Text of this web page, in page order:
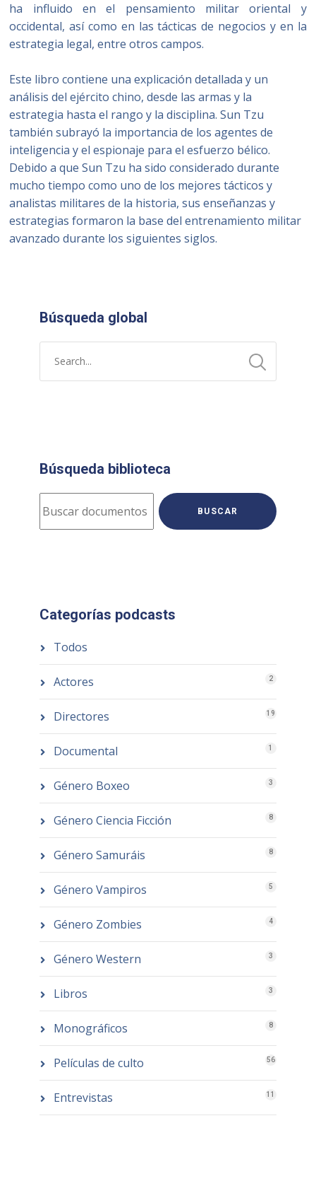
ha influido en el pensamiento militar oriental y
occidental, así como en las tácticas de negocios y en la
estrategia legal, entre otros campos.
Este libro contiene una explicación detallada y un
análisis del ejército chino, desde las armas y la
estrategia hasta el rango y la disciplina. Sun Tzu
también subrayó la importancia de los agentes de
inteligencia y el espionaje para el esfuerzo bélico.
Debido a que Sun Tzu ha sido considerado durante
mucho tiempo como uno de los mejores tácticos y
analistas militares de la historia, sus enseñanzas y
estrategias formaron la base del entrenamiento militar
avanzado durante los siguientes siglos.
Búsqueda global
Búsqueda biblioteca
BUSCAR
Categorías podcasts
Todos
Actores 2
Directores 19
Documental 1
Género Boxeo 3
Género Ciencia Ficción 8
Género Samuráis 8
Género Vampiros 5
Género Zombies 4
Género Western 3
Libros 3
Monográficos 8
Películas de culto 56
Entrevistas 11